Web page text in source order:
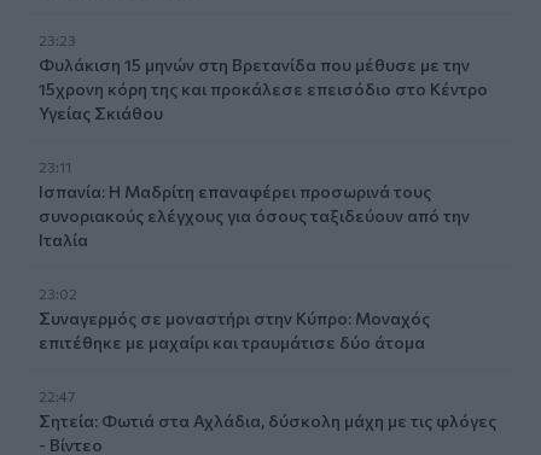
23:23
Φυλάκιση 15 μηνών στη Βρετανίδα που μέθυσε με την
15χρονη κόρη της και προκάλεσε επεισόδιο στο Κέντρο
Υγείας Σκιάθου
23:11
Ισπανία: Η Μαδρίτη επαναφέρει προσωρινά τους
συνοριακούς ελέγχους για όσους ταξιδεύουν από την
Ιταλία
23:02
Συναγερμός σε μοναστήρι στην Κύπρο: Μοναχός
επιτέθηκε με μαχαίρι και τραυμάτισε δύο άτομα
22:47
Σητεία: Φωτιά στα Αχλάδια, δύσκολη μάχη με τις φλόγες
- Βίντεο